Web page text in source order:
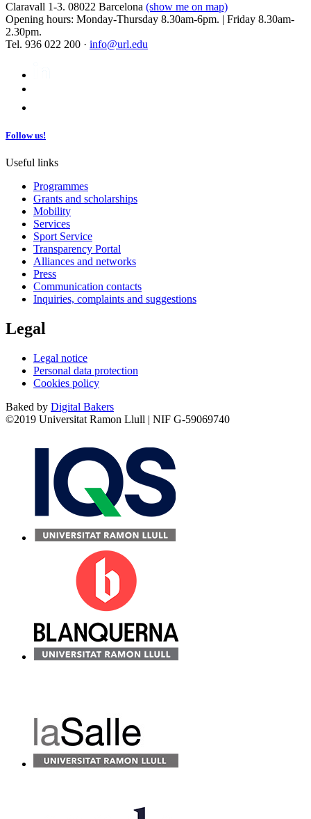
Claravall 1-3. 08022 Barcelona (show me on map)
Opening hours: Monday-Thursday 8.30am-6pm. | Friday 8.30am-
2.30pm.
Tel. 936 022 200 · info@url.edu
Follow us!
Useful links
Programmes
Grants and scholarships
Mobility
Services
Sport Service
Transparency Portal
Alliances and networks
Press
Communication contacts
Inquiries, complaints and suggestions
Legal
Legal notice
Personal data protection
Cookies policy
Baked by Digital Bakers
©2019 Universitat Ramon Llull | NIF G-59069740